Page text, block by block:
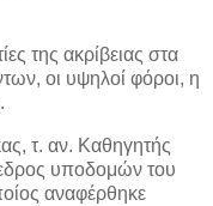
της ακρίβειας στα
οι υψηλοί φόροι, η
τ. αν. Καθηγητής
υποδομών του
αναφέρθηκε